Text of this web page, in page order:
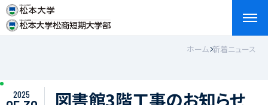
English
ホーム 新着ニュース
2025
図書館3階工事のお知らせ